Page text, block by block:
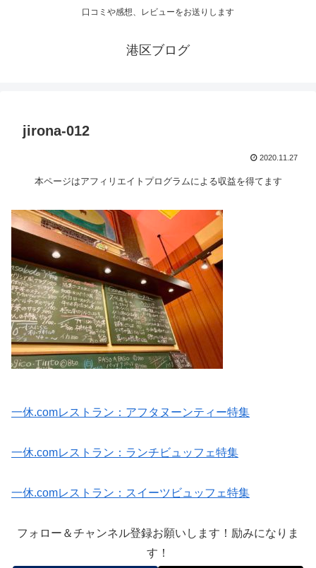
口コミや感想、レビューをお送りします
港区ブログ
jirona-012
2020.11.27
本ページはアフィリエイトプログラムによる収益を得てます
一休.comレストラン：アフタヌーンティー特集
一休.comレストラン：ランチビュッフェ特集
一休.comレストラン：スイーツビュッフェ特集
フォロー＆チャンネル登録お願いします！励みになりま
す！